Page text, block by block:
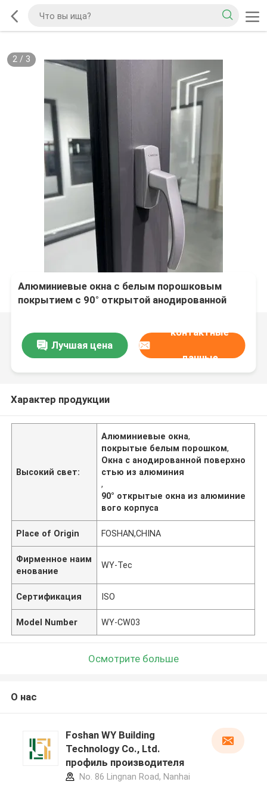
2/ 3
Алюминиевые окна с белым порошковым
покрытием с 90° открытой анодированной
Лучшая цена
контактные
данные
Характер продукции
Высокий свет:
Алюминиевые окна,
покрытые белым порошком,
Окна с анодированной поверхно
стью из алюминия
,
90° открытые окна из алюминие
вого корпуса
Place of Origin FOSHAN,CHINA
Фирменное наим
енование
WY-Tec
Сертификация ISO
Model Number WY-CW03
Осмотрите больше
О нас
Foshan WY Building
Technology Co., Ltd.
профиль производителя
No. 86 Lingnan Road, Nanhai